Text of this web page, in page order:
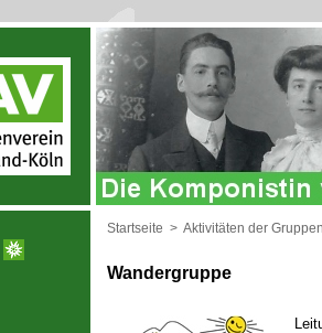
Startseite > Aktivitäten der
Wandergruppe